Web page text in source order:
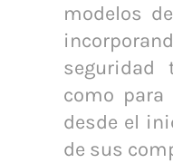
modelos
seguridad
como para
desde el
de sus